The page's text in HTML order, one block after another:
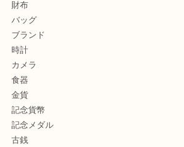
財布
バッグ
ブランド
時計
カメラ
食器
金貨
記念貨幣
記念メダル
古銭